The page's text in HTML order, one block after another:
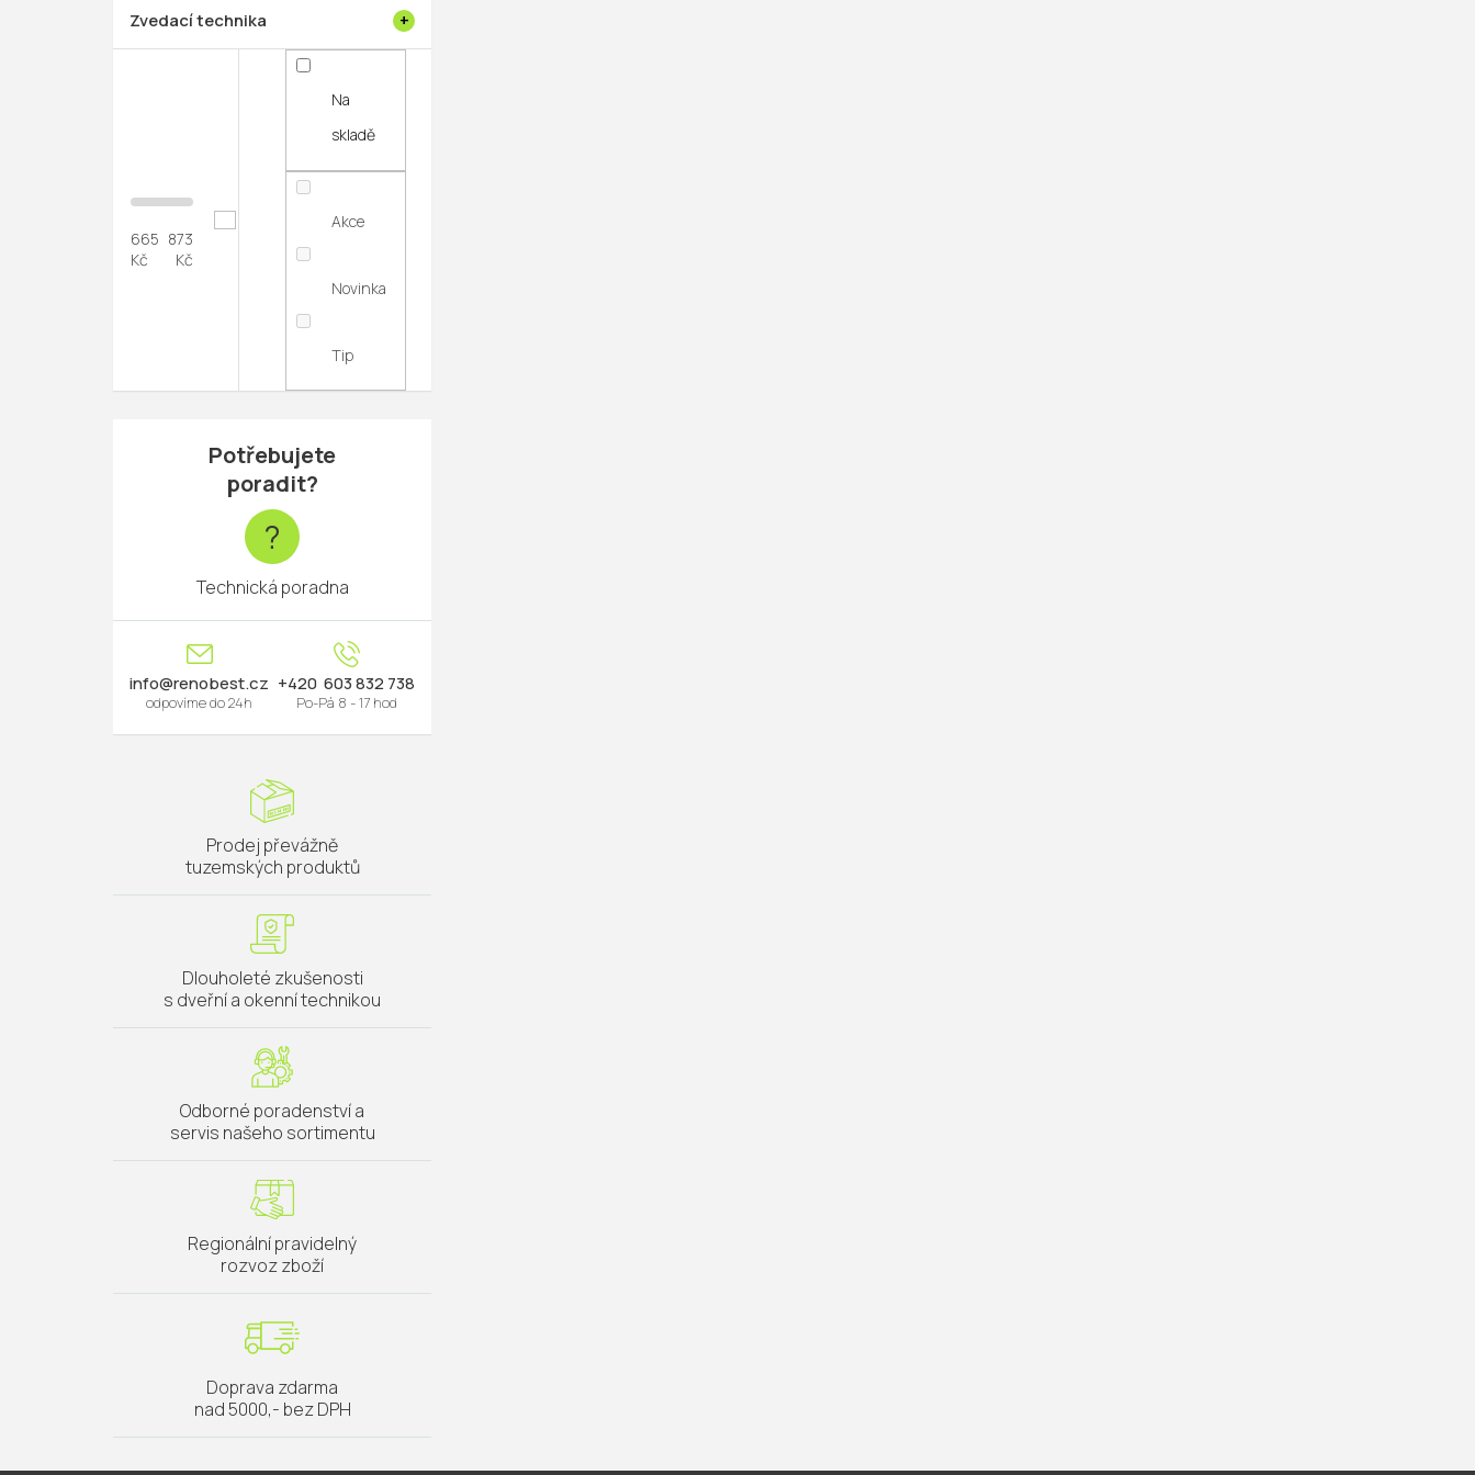
Zvedací technika
665
Kč
873
Kč
Na
skladě
Akce
Novinka
Tip
Potřebujete
poradit?
?
Technická poradna
info@renobest.cz 603 832 738
Prodej převážně
tuzemských produktů
Dlouholeté zkušenosti
s dveřní a okenní technikou
Odborné poradenství a
servis našeho sortimentu
Regionální pravidelný
rozvoz zboží
Doprava zdarma
nad 5000,- bez DPH